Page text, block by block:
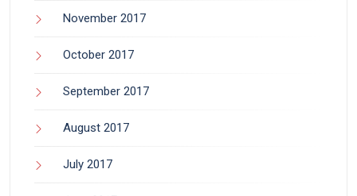
November 2017
October 2017
September 2017
August 2017
July 2017